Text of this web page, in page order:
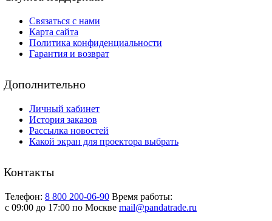
Связаться с нами
Карта сайта
Политика конфиденциальности
Гарантия и возврат
Дополнительно
Личный кабинет
История заказов
Рассылка новостей
Какой экран для проектора выбрать
Контакты
Телефон: 8 800 200-06-90 Время работы:
c 09:00 до 17:00 по Москве mail@pandatrade.ru